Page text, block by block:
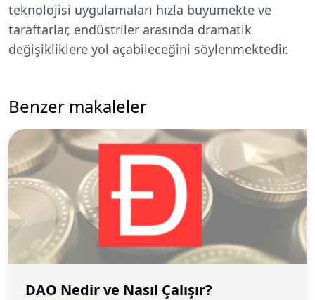
teknolojisi uygulamaları hızla büyümekte ve
taraftarlar, endüstriler arasında dramatik
değişikliklere yol açabileceğini söylenmektedir.
Benzer makaleler
DAO Nedir ve Nasıl Çalışır?